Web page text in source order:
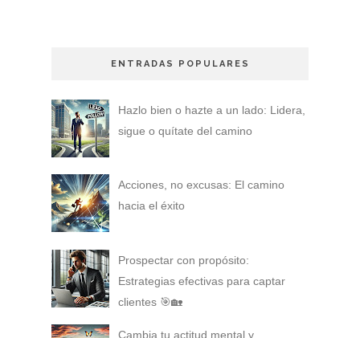
ENTRADAS POPULARES
Hazlo bien o hazte a un lado: Lidera,
sigue o quítate del camino
Acciones, no excusas: El camino
hacia el éxito
Prospectar con propósito:
Estrategias efectivas para captar
clientes 🎯🏡
Cambia tu actitud mental y